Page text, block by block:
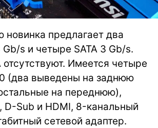
новинка предлагает два
Gb/s и четыре SATA 3 Gb/s.
отсутствуют. Имеется четыре
(два выведены на заднюю
на переднюю),
D-Sub и HDMI, 8-канальный
сетевой адаптер.